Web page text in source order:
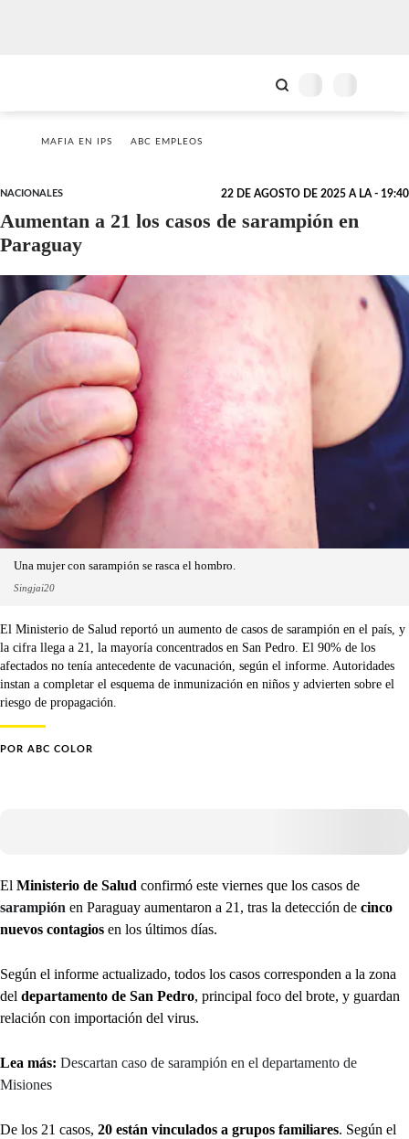
MAFIA EN IPS ABC EMPLEOS
NACIONALES 22 DE AGOSTO DE 2025 A LA - 19:40
Aumentan a 21 los casos de sarampión en
Paraguay
Una mujer con sarampión se rasca el hombro.
Singjai20
El Ministerio de Salud reportó un aumento de casos de sarampión en el país, y
la cifra llega a 21, la mayoría concentrados en San Pedro. El 90% de los
afectados no tenía antecedente de vacunación, según el informe. Autoridades
instan a completar el esquema de inmunización en niños y advierten sobre el
riesgo de propagación.
POR ABC COLOR
El Ministerio de Salud confirmó este viernes que los casos de
sarampión en Paraguay aumentaron a 21, tras la detección de cinco
nuevos contagios en los últimos días.
Según el informe actualizado, todos los casos corresponden a la zona
del departamento de San Pedro, principal foco del brote, y guardan
relación con importación del virus.
Lea más: Descartan caso de sarampión en el departamento de
Misiones
De los 21 casos, 20 están vinculados a grupos familiares. Según el